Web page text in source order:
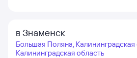
в Знаменск
Большая Поляна, Калининградская
Калининградская область